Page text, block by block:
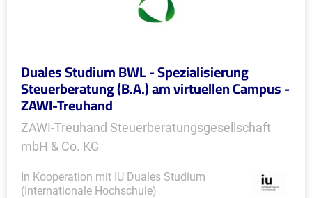
Duales Studium BWL - Spezialisierung
Steuerberatung (B.A.) am virtuellen Campus -
ZAWI-Treuhand
ZAWI-Treuhand Steuerberatungsgesellschaft
mbH & Co. KG
In Kooperation mit IU Duales Studium
(Internationale Hochschule)